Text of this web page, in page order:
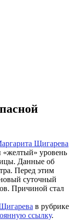
Щигарева
«желтый» уровень
Данные об
Перед этим
суточный
Причиной стал
в рубрике
ссылку.